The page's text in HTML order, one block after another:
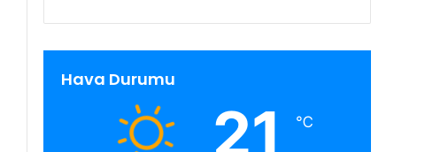
Hava Durumu
21 ℃